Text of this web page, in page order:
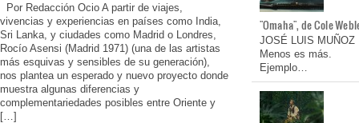
Por Redacción Ocio A partir de viajes,
vivencias y experiencias en países como India,
Sri Lanka, y ciudades como Madrid o Londres,
Rocío Asensi (Madrid 1971) (una de las artistas
más esquivas y sensibles de su generación),
nos plantea un esperado y nuevo proyecto donde
muestra algunas diferencias y
complementariedades posibles entre Oriente y
[…]
"Omaha", de Cole
JOSÉ LUIS MUÑOZ
Menos es más.
Ejemplo…